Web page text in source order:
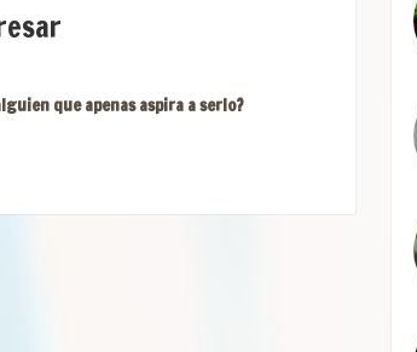
que apenas aspira a serlo?